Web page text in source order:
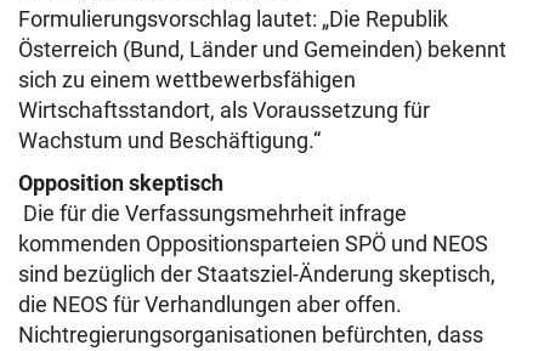
Formulierungsvorschlag lautet: „Die Republik
Österreich (Bund, Länder und Gemeinden) bekennt
sich zu einem wettbewerbsfähigen
Wirtschaftsstandort, als Voraussetzung für
Wachstum und Beschäftigung.“
Opposition skeptisch
Die für die Verfassungsmehrheit infrage
kommenden Oppositionsparteien SPÖ und NEOS
sind bezüglich der Staatsziel-Änderung skeptisch,
die NEOS für Verhandlungen aber offen.
Nichtregierungsorganisationen befürchten, dass